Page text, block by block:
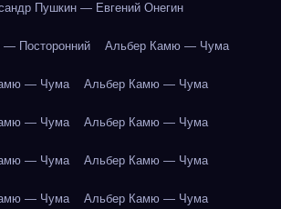
Пушкин — Евгений Онегин
Посторонний Альбер Камю — Чума
— Чума Альбер Камю — Чума
— Чума Альбер Камю — Чума
— Чума Альбер Камю — Чума
— Чума Альбер Камю — Чума